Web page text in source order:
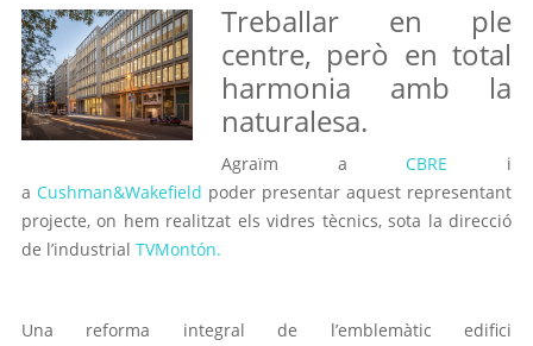
Treballar en ple
centre, però en total
harmonia amb la
naturalesa.
Agraïm aCBRE i
a Cushman&Wakefield poder presentar aquest representant
projecte, on hem realitzat els vidres tècnics, sota la direcció
de l’industrial TVMontón.
Una reforma integral de l’emblemàtic edifici